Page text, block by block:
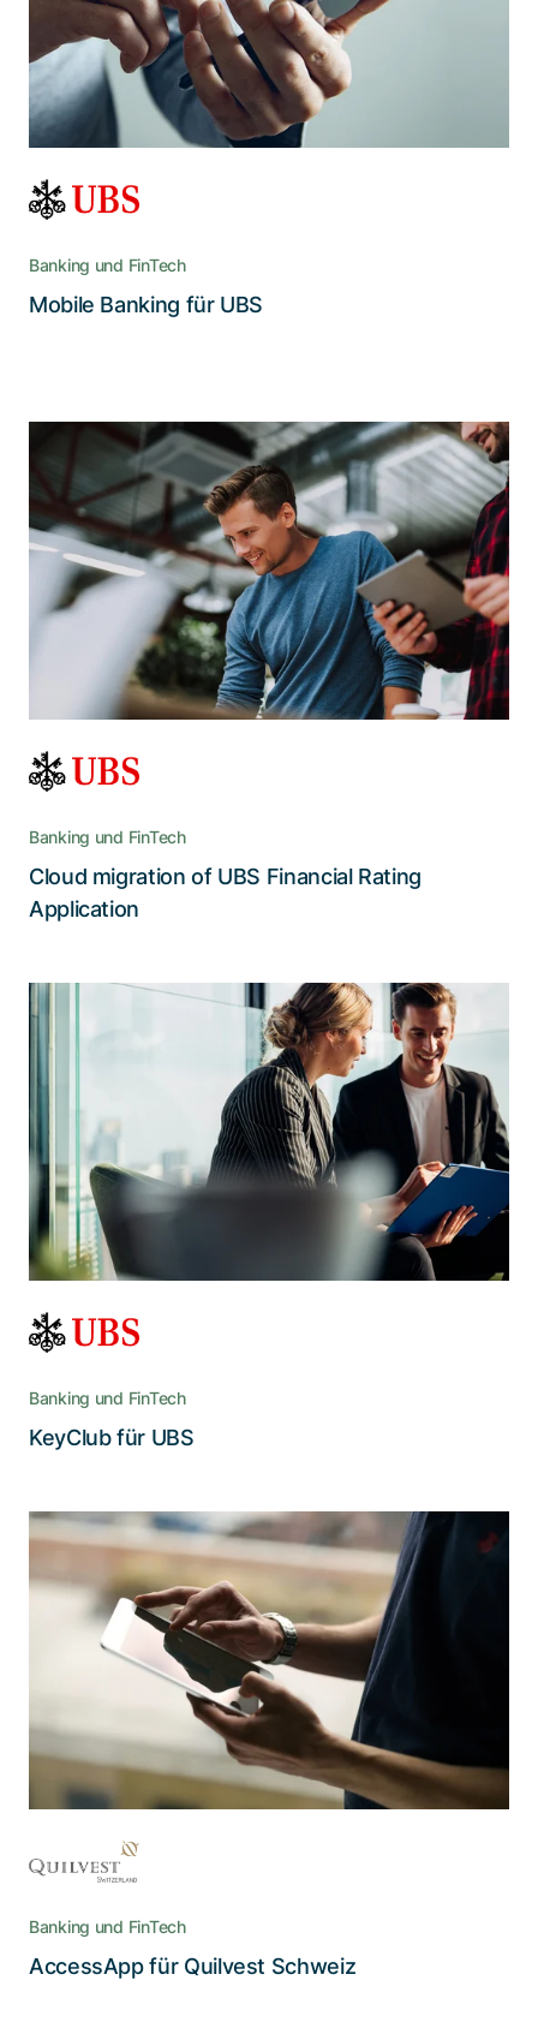
Banking und FinTech
Mobile Banking für UBS
Mit technischen und visuellen
Verbesserungen ist die bewährte
FiRA für die Zukunft gerüstet
Durch ein cloud-fähiges Backend und eine
zeitgemässe Benutzeroberfläche wurden
Leistung und Erscheinungsbild der App deutlich
verbessert
Lesen Sie die Story
Banking und FinTech
Cloud migration of UBS Financial Rating
Application
Adnovum bringt die beliebte
Kundenbindungs-App auf die Höhe
der Digitalisierung
Dank komplettem Neudesign setzt der KeyClub
mit verbesserter Stabilität, Schnelligkeit,
Funktionalität und Flexibilität seine
Erfolgsgeschichte fort
Banking und FinTech
KeyClub für UBS
Für Adnovum sind hohe
Datensicherheit und ein angenehmes
Nutzererlebnis kein Widerspruch
Die AccessApp vereint die Einhaltung der
strengen Sicherheitsrichtlinien im E-Banking mit
dem Bedienungskomfort, den Nutzende
heutzutage erwarten
Lesen Sie die Story
Banking und FinTech
AccessApp für Quilvest Schweiz